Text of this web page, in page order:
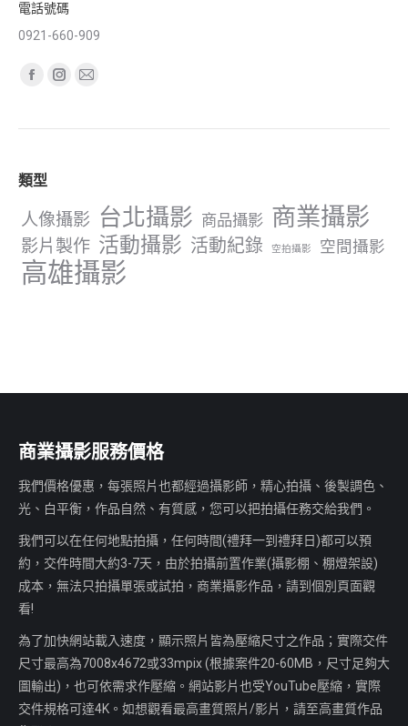
電話號碼
0921-660-909
Find us on:
Facebook
opens
new
Instagram
opens
Mail
opens
window
類型
人像攝影 台北攝影 商品攝影 商業攝影
影片製作 活動攝影 活動紀錄 空拍攝影 空間攝影
高雄攝影
商業攝影服務價格
我們價格優惠，每張照片也都經過攝影師，精心拍攝、後製調色、
光、白平衡，作品自然、有質感，您可以把拍攝任務交給我們。
我們可以在任何地點拍攝，任何時間(禮拜一到禮拜日)都可以預
約，交件時間大約3-7天，由於拍攝前置作業(攝影棚、棚燈架設)
成本，無法只拍攝單張或試拍，商業攝影作品，請到個別頁面觀
看!
為了加快網站載入速度，顯示照片皆為壓縮尺寸之作品；實際交件
尺寸最高為7008x4672或33mpix (根據案件20-60MB，尺寸足夠大
圖輸出)，也可依需求作壓縮。網站影片也受YouTube壓縮，實際
交件規格可達4K。如想觀看最高畫質照片/影片，請至高畫質作品